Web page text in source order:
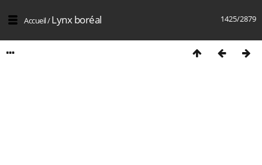
1425/2879
Accueil/Lynx boréal